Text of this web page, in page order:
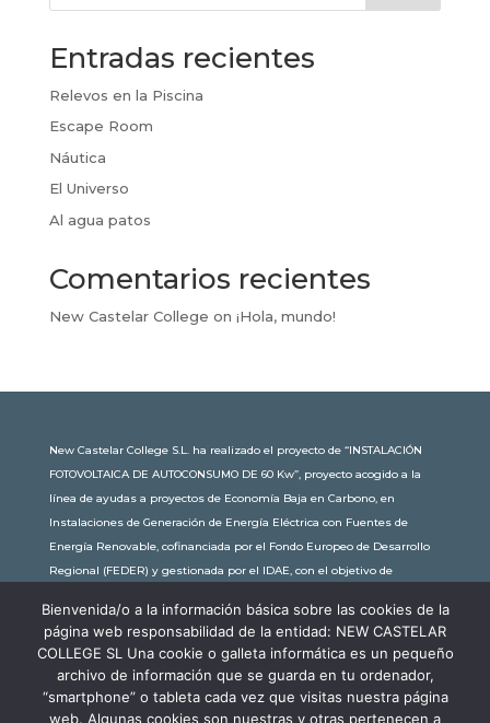
Entradas recientes
Relevos en la Piscina
Escape Room
Náutica
El Universo
Al agua patos
Comentarios recientes
New Castelar College on ¡Hola, mundo!
New Castelar College S.L. ha realizado el proyecto de “INSTALACIÓN
FOTOVOLTAICA DE AUTOCONSUMO DE 60 Kw”, proyecto acogido a la
línea de ayudas a proyectos de Economía Baja en Carbono, en
Instalaciones de Generación de Energía Eléctrica con Fuentes de
Energía Renovable, cofinanciada por el Fondo Europeo de Desarrollo
Regional (FEDER) y gestionada por el IDAE, con el objetivo de
subvención de 30.245,63€. Con una potencia instalada de 60kW, la
comunidad educativa de New Castelar ahorra al planeta 34,79
toneladas de CO2 al año, lo que equivale a recorrer 116.677 km en coche
o plantar 116 árboles al año.
Bienvenida/o a la información básica sobre las cookies de la
página web responsabilidad de la entidad: NEW CASTELAR
COLLEGE SL Una cookie o galleta informática es un pequeño
archivo de información que se guarda en tu ordenador,
“smartphone” o tableta cada vez que visitas nuestra página
web. Algunas cookies son nuestras y otras pertenecen a